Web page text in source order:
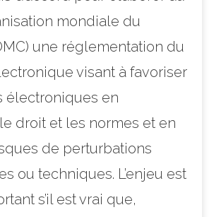
mondiale du
une réglementation du
visant à favoriser
électroniques en
droit et les normes et en
de perturbations
ou techniques. L’enjeu est
s’il est vrai que,